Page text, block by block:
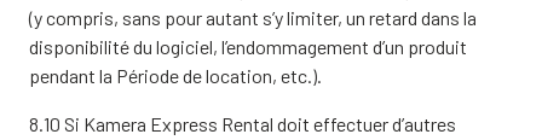
(y compris, sans pour autant s’y limiter, un retard dans la
disponibilité du logiciel, l’endommagement d’un produit
pendant la Période de location, etc.).
8.10 Si Kamera Express Rental doit effectuer d’autres